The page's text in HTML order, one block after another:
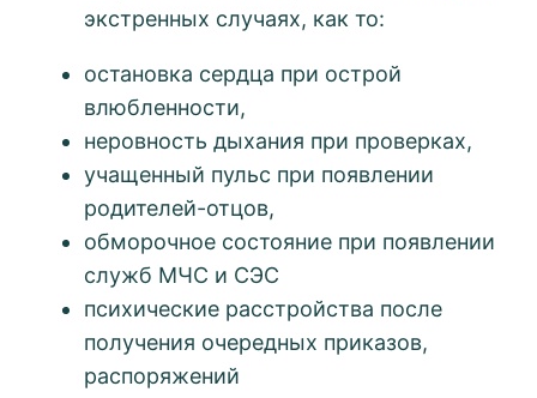
экстренных случаях, как то:
остановка сердца при острой
влюбленности,
неровность дыхания при проверках,
учащенный пульс при появлении
родителей-отцов,
обморочное состояние при появлении
служб МЧС и СЭС
психические расстройства после
получения очередных приказов,
распоряжений